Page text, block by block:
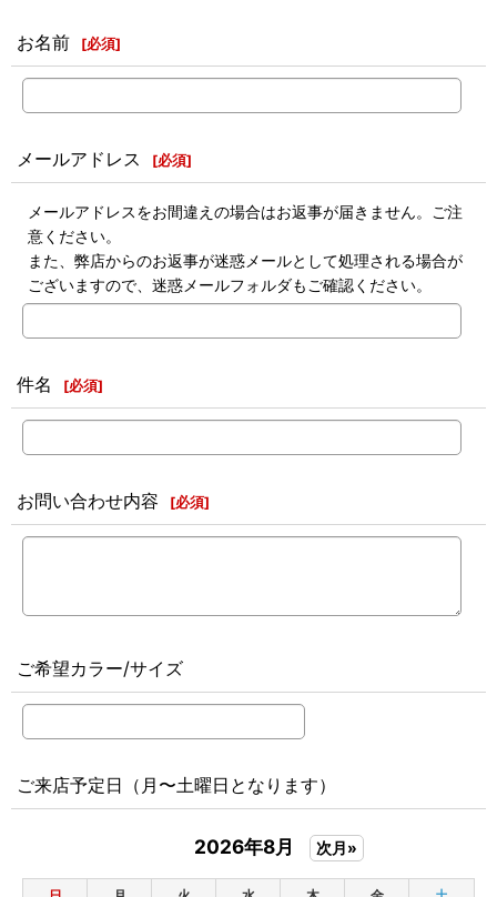
お名前 [必須]
メールアドレス [必須]
メールアドレスをお間違えの場合はお返事が届きません。ご注
意ください。
また、弊店からのお返事が迷惑メールとして処理される場合が
ございますので、迷惑メールフォルダもご確認ください。
件名 [必須]
お問い合わせ内容 [必須]
ご希望カラー/サイズ
ご来店予定日（月〜土曜日となります）
2026年8月 次月»